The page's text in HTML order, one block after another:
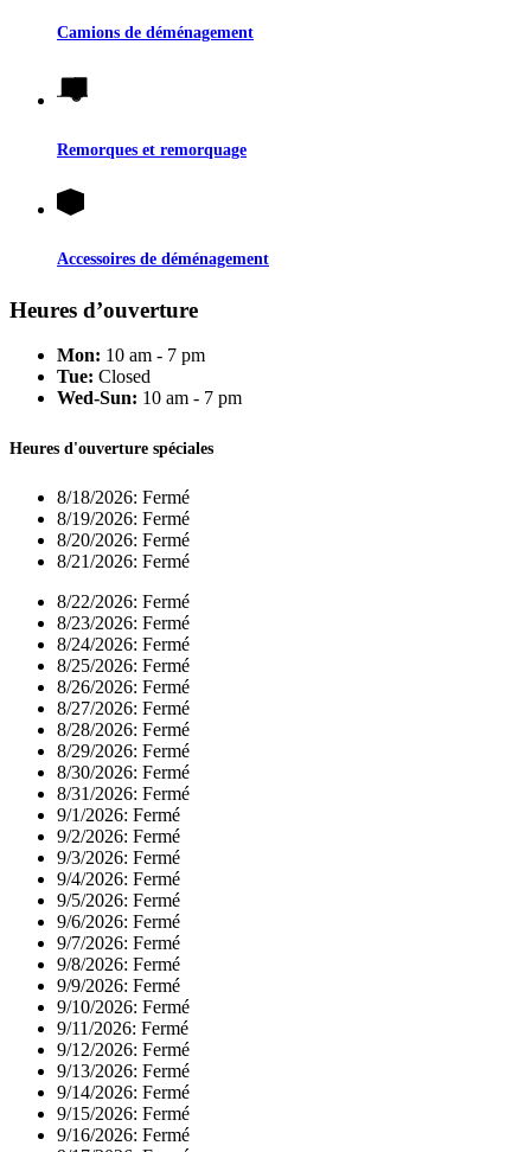
Camions de déménagement
Remorques et remorquage
Accessoires de déménagement
Heures d’ouverture
Mon: 10 am - 7 pm
Tue: Closed
Wed-Sun: 10 am - 7 pm
Heures d'ouverture spéciales
8/18/2026: Fermé
8/19/2026: Fermé
8/20/2026: Fermé
8/21/2026: Fermé
8/22/2026: Fermé
8/23/2026: Fermé
8/24/2026: Fermé
8/25/2026: Fermé
8/26/2026: Fermé
8/27/2026: Fermé
8/28/2026: Fermé
8/29/2026: Fermé
8/30/2026: Fermé
8/31/2026: Fermé
9/1/2026: Fermé
9/2/2026: Fermé
9/3/2026: Fermé
9/4/2026: Fermé
9/5/2026: Fermé
9/6/2026: Fermé
9/7/2026: Fermé
9/8/2026: Fermé
9/9/2026: Fermé
9/10/2026: Fermé
9/11/2026: Fermé
9/12/2026: Fermé
9/13/2026: Fermé
9/14/2026: Fermé
9/15/2026: Fermé
9/16/2026: Fermé